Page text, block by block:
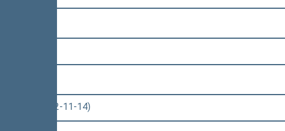
Nr. 489 (2012-11-14)